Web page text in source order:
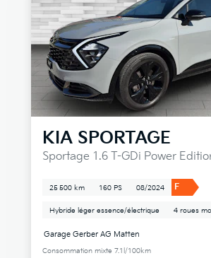
KIA SPORTAGE
Sportage 1.6 T-GDi Power
25 500 km 160 PS 08/2024 F
Hybride léger essence/électrique 4 roues
Garage Gerber AG Matten
Consommation mixte 7.1l/100km